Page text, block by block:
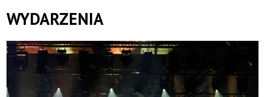
Orkiestra
Symfoniczna
WYDARZENIA